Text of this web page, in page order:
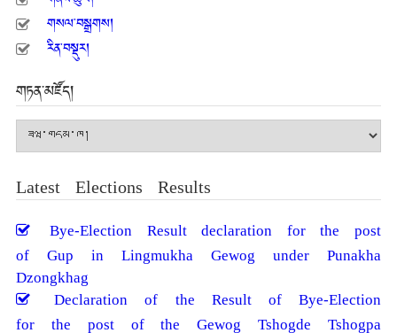
གསལ་བསྒྲགས།
རིན་བསྡུར།
གཏན་མཛོད།
Latest Elections Results
Bye-Election Result declaration for the post
of Gup in Lingmukha Gewog under Punakha
Dzongkhag
Declaration of the Result of Bye-Election
for the post of the Gewog Tshogde Tshogpa